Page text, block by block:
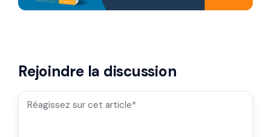
Rejoindre la discussion